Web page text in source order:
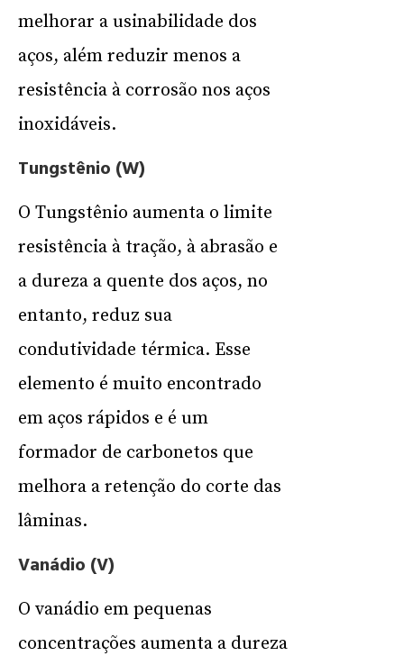
melhorar a usinabilidade dos
aços, além reduzir menos a
resistência à corrosão nos aços
inoxidáveis.
Tungstênio (W)
O Tungstênio aumenta o limite
resistência à tração, à abrasão e
a dureza a quente dos aços, no
entanto, reduz sua
condutividade térmica. Esse
elemento é muito encontrado
em aços rápidos e é um
formador de carbonetos que
melhora a retenção do corte das
lâminas.
Vanádio (V)
O vanádio em pequenas
concentrações aumenta a dureza